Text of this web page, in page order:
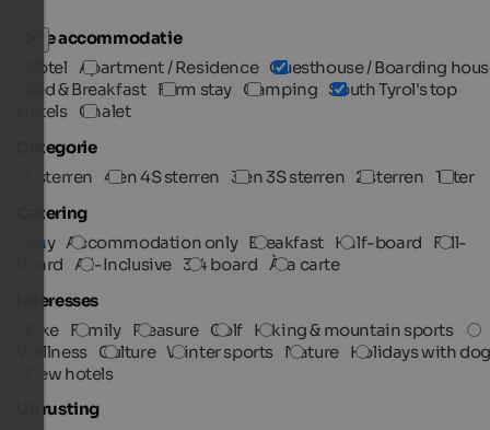
Type accommodatie
Hotel Apartment / Residence Guesthouse / Boarding
Bed & Breakfast Farm stay Camping South Tyrol's top
Hotels Chalet
Categorie
5 sterren 4 en 4S sterren 3 en 3S sterren 2 sterren 1 ster
Catering
Any Accommodation only Breakfast Half-board
Full-
board All-Inclusive 3/4 board À la carte
Interesses
Bike Family Pleasure Golf Hiking & mountain sports
Wellness Culture Winter sports Nature Holidays with
New hotels
Uitrusting